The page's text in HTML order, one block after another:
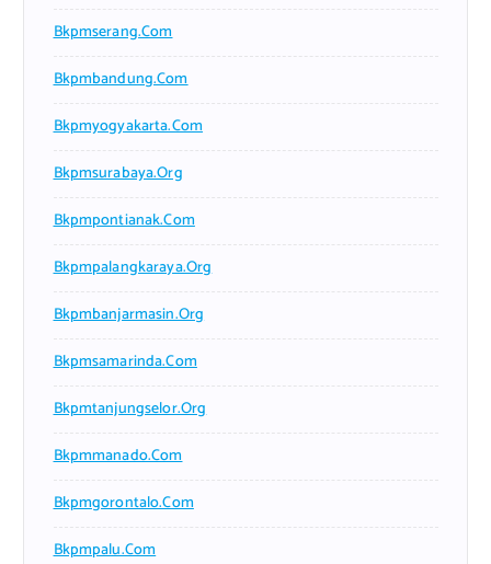
Bkpmserang.com
Bkpmbandung.com
Bkpmyogyakarta.com
Bkpmsurabaya.org
Bkpmpontianak.com
Bkpmpalangkaraya.org
Bkpmbanjarmasin.org
Bkpmsamarinda.com
Bkpmtanjungselor.org
Bkpmmanado.com
Bkpmgorontalo.com
Bkpmpalu.com